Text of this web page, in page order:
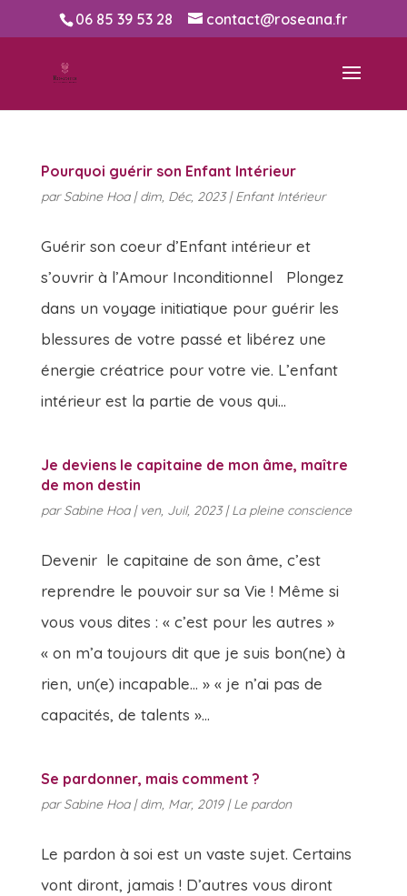
06 85 39 53 28 contact@roseana.fr
Pourquoi guérir son Enfant Intérieur
parSabine Hoa|dim, Déc, 2023|Enfant Intérieur
Guérir son coeur d’Enfant intérieur et
s’ouvrir à l’Amour Inconditionnel Plongez
dans un voyage initiatique pour guérir les
blessures de votre passé et libérez une
énergie créatrice pour votre vie. L’enfant
intérieur est la partie de vous qui...
Je deviens le capitaine de mon âme, maître
de mon destin
parSabine Hoa| ven, Juil, 2023|La pleine conscience
Devenir le capitaine de son âme, c’est
reprendre le pouvoir sur sa Vie ! Même si
vous vous dites : « c’est pour les autres »
« on m’a toujours dit que je suis bon(ne) à
rien, un(e) incapable… » « je n’ai pas de
capacités, de talents »...
Se pardonner, mais comment ?
parSabine Hoa|dim, Mar, 2019|Le pardon
Le pardon à soi est un vaste sujet. Certains
vont diront, jamais ! D’autres vous diront